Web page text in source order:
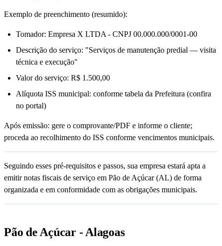
Exemplo de preenchimento (resumido):
Tomador: Empresa X LTDA - CNPJ 00.000.000/0001-00
Descrição do serviço: "Serviços de manutenção predial — visita
técnica e execução"
Valor do serviço: R$ 1.500,00
Alíquota ISS municipal: conforme tabela da Prefeitura (confira
no portal)
Após emissão: gere o comprovante/PDF e informe o cliente;
proceda ao recolhimento do ISS conforme vencimentos municipais.
Seguindo esses pré-requisitos e passos, sua empresa estará apta a
emitir notas fiscais de serviço em Pão de Açúcar (AL) de forma
organizada e em conformidade com as obrigações municipais.
Pão de Açúcar - Alagoas